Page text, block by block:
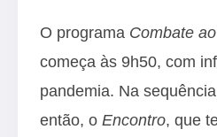
O programa Combate
começa às 9h50, com
pandemia. Na
então, o Encontro, que